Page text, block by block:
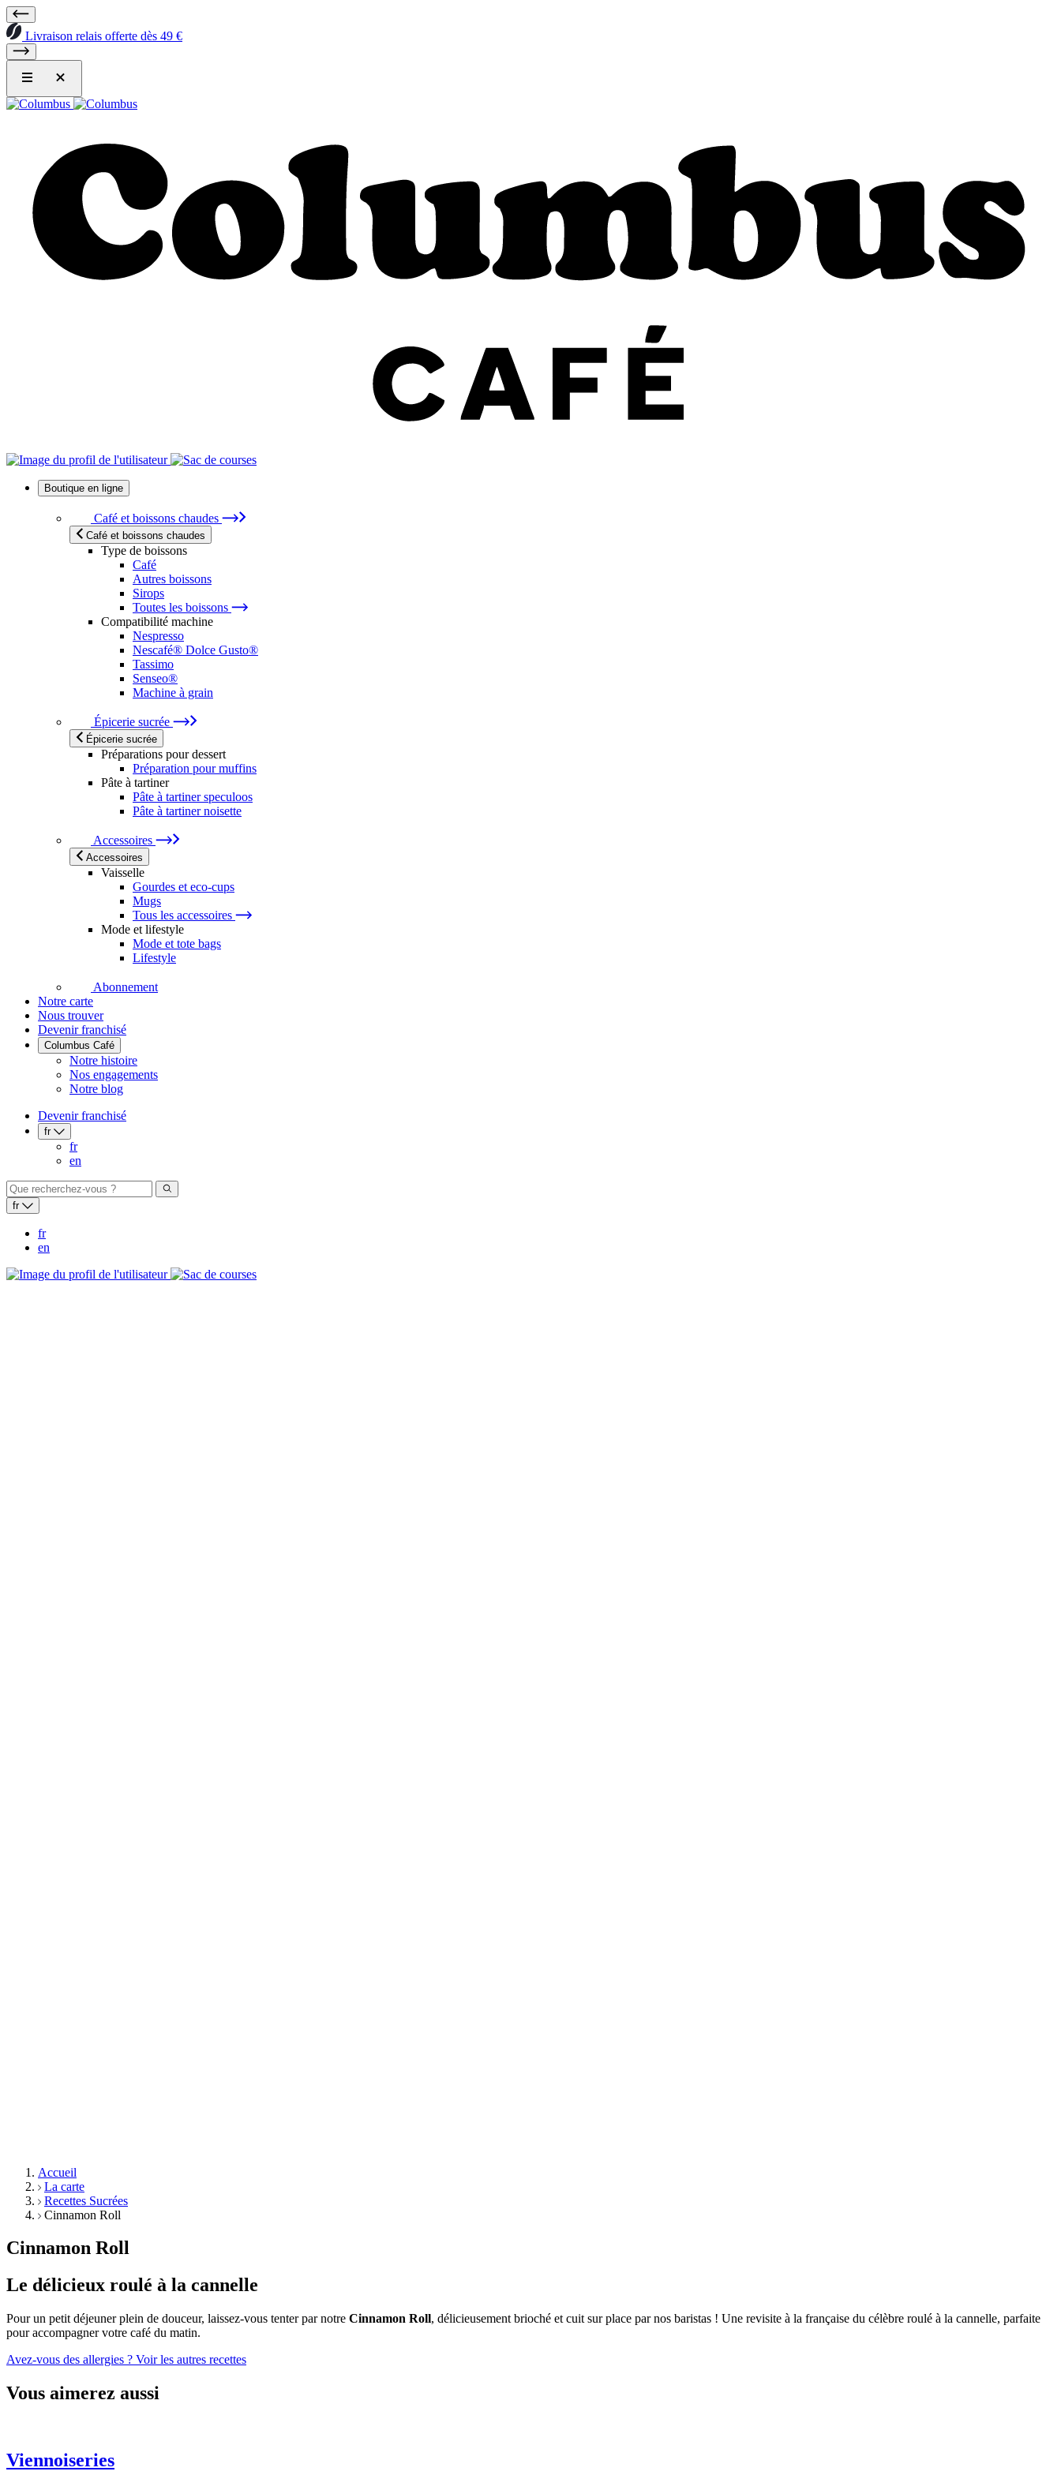
Livraison relais offerte dès 49 €
Boutique en ligne
Café et boissons chaudes
Café et boissons chaudes
Type de boissons
Café
Autres boissons
Sirops
Toutes les boissons
Compatibilité machine
Nespresso
Nescafé® Dolce Gusto®
Tassimo
Senseo®
Machine à grain
Épicerie sucrée
Épicerie sucrée
Préparations pour dessert
Préparation pour muffins
Pâte à tartiner
Pâte à tartiner speculoos
Pâte à tartiner noisette
Accessoires
Accessoires
Vaisselle
Gourdes et eco-cups
Mugs
Tous les accessoires
Mode et lifestyle
Mode et tote bags
Lifestyle
Abonnement
Notre carte
Nous trouver
Devenir franchisé
Columbus Café
Notre histoire
Nos engagements
Notre blog
Devenir franchisé
fr
fr
en
fr
fr
en
Accueil
La carte
Recettes Sucrées
Cinnamon Roll
Cinnamon Roll
Le délicieux roulé à la cannelle
Pour un petit déjeuner plein de douceur, laissez-vous tenter par notre Cinnamon Roll, délicieusement brioché et cuit sur place par nos baristas ! Une revisite à la française du célèbre roulé à la cannelle, parfaite
pour accompagner votre café du matin.
Avez-vous des allergies ? Voir les autres recettes
Vous aimerez aussi
Viennoiseries